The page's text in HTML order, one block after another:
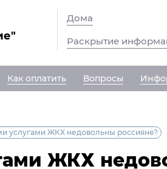
Дома
Раскрытие
Как оплатить Вопросы
услугами ЖКХ недовольны россияне?
ЖКХ